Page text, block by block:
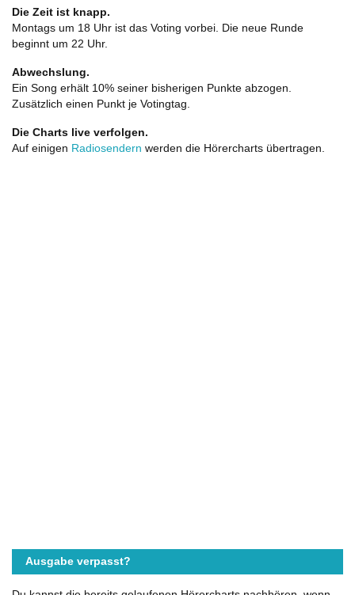
Die Zeit ist knapp.
Montags um 18 Uhr ist das Voting vorbei. Die neue Runde
beginnt um 22 Uhr.
Abwechslung.
Ein Song erhält 10% seiner bisherigen Punkte abzogen.
Zusätzlich einen Punkt je Votingtag.
Die Charts live verfolgen.
Auf einigen Radiosendern werden die Hörercharts übertragen.
Ausgabe verpasst?